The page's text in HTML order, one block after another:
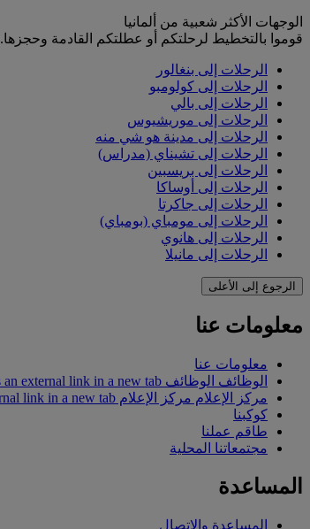
الوجهات الأكثر شعبية من ألمانيا
قوموا بالتخطيط لرحلتكم أو عطلتكم القادمة وحجزها.
الرحلات إلى بنغالور
الرحلات إلى كولومبو
الرحلات إلى بالي
الرحلات إلى موريشيوس
الرحلات إلى مدينة هو شي منه
الرحلات إلى تشيناي (مدراس)
الرحلات إلى بريسبين
الرحلات إلى أوساكا
الرحلات إلى جاكرتا
الرحلات إلى مومباي (بومباي)
الرحلات إلى هانوي
الرحلات إلى مانيلا
الرجوع إلى الأعلى
معلومات عنا
معلومات عنا
الوظائف الوظائف Opens an external link in a new tab
مركز الإعلام مركز الإعلام Opens an external link in a new tab
كوكبنا
طاقم عملنا
مجتمعاتنا المحلية
المساعدة
المساعدة والاتصال